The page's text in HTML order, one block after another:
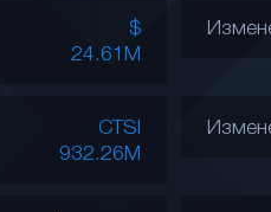
$
24.61M
CTSI
932.26M